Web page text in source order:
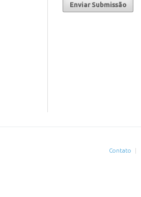
Enviar Submissão
Contato